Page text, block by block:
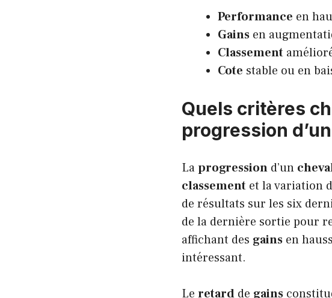
Performance en
Gains en
Classement
Cote stable ou en
Quels critères
progression
Laprogression d’un
classement et la variation
de résultats sur les six
de la dernière sortie pour
affichant des gains en
intéressant.
Le retard de gains